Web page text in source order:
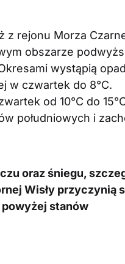
z rejonu Morza
obszarze
wystąpią
w czwartek do 8°C.
od 10°C do
południowych i
oraz śniegu,
Wisły przyczynią
stanów